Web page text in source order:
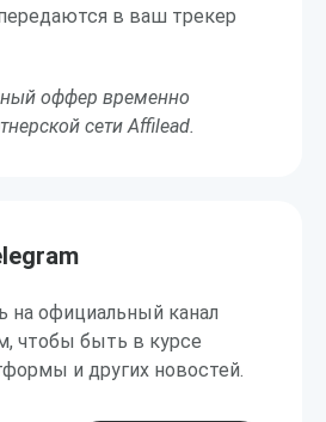
в ваш трекер
оффер временно
сети Affilead.
на официальный канал
чтобы быть в курсе
и других новостей.